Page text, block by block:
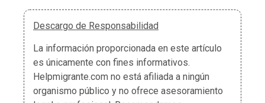
Descargo de Responsabilidad
La información proporcionada en este artículo
es únicamente con fines informativos.
Helpmigrante.com no está afiliada a ningún
organismo público y no ofrece asesoramiento